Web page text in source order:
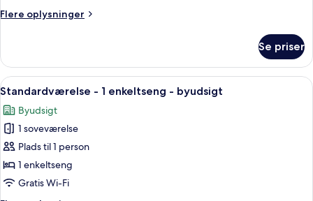
seng
Flere oplysninger
Flere
-
queensize-
-
byudsigt
Se priser
Indlæs
alle
billeder
af
Standardværelse
-
1
Et hotelværelse med en seng, en
2
Standardværelse - 1 enkeltseng - byudsigt
Byudsigt
1 soveværelse
Plads til 1 person
1 enkeltseng
Gratis Wi-Fi